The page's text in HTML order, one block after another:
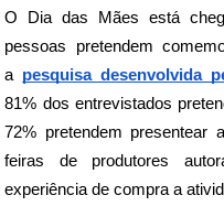
O Dia das Mães está
pessoas pretendem
a pesquisa desenvolvida
81% dos entrevistados
72% pretendem presentear
feiras de produtores
experiência de compra a